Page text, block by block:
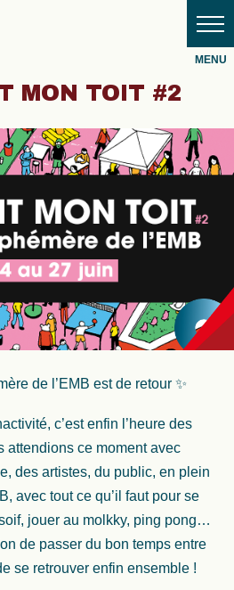
MON TOIT #2
de l’EMB est de retour ✨
c’est enfin l’heure des
attendions ce moment avec
des artistes, du public, en plein
avec tout ce qu’il faut pour se
jouer au molkky, ping pong…
de passer du bon temps entre
se retrouver enfin ensemble !